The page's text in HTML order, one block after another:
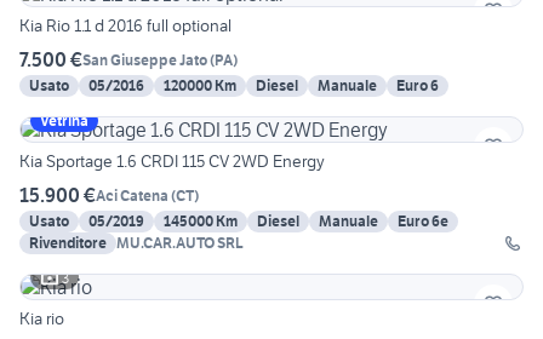
Kia Rio 1.1 d 2016 full optional
7.500 €San Giuseppe Jato(PA)
Usato
05/2016 120000 Km Diesel Manuale
Euro 6
Vetrina
Kia Sportage 1.6 CRDI 115 CV 2WD Energy
15.900 €Aci Catena (CT)
Usato
05/2019 145000 Km Diesel Manuale
Euro 6e
Rivenditore MU.CAR.AUTO SRL
3
Kia rio